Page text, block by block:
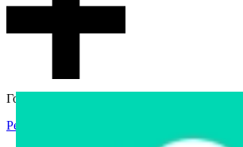
Гостевой доступ
Регистрация